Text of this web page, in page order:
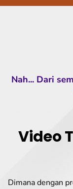
Nah... Dari
Video
Dimana dengan